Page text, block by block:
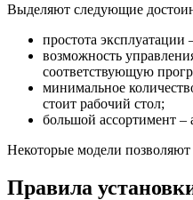
Выделяют следующие
простота
возможность
соответствующую
минимальное
стоит рабочий стол;
большой ассортимент –
Некоторые модели
Правила